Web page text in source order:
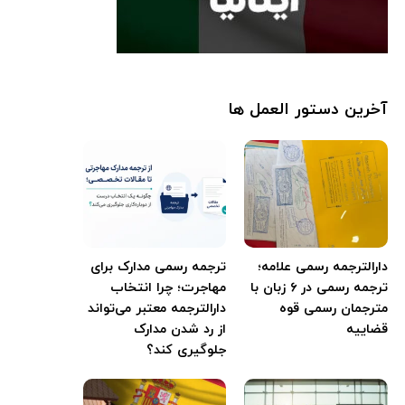
آخرین دستور العمل ها
دارالترجمه رسمی علامه؛
ترجمه رسمی در ۶ زبان با
مترجمان رسمی قوه
قضاییه
ترجمه رسمی مدارک برای
مهاجرت؛ چرا انتخاب
دارالترجمه معتبر می‌تواند
از رد شدن مدارک
جلوگیری کند؟